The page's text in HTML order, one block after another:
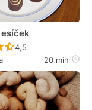
esíček
Recept ještě nebyl
4,5
20 min